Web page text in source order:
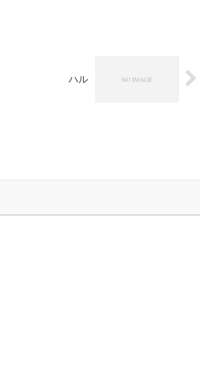
ハル